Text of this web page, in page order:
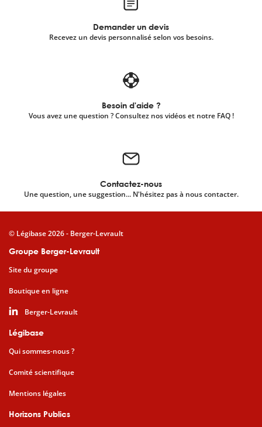
Demander un devis
Recevez un devis personnalisé selon vos besoins.
Besoin d'aide ?
Vous avez une question ? Consultez nos vidéos et notre FAQ !
Contactez-nous
Une question, une suggestion... N'hésitez pas à nous contacter.
Groupe Berger-Levrault
Site du groupe
Boutique en ligne
Berger-Levrault
Légibase
Qui sommes-nous ?
Comité scientifique
Mentions légales
Horizons Publics
© Légibase 2026 - Berger-Levrault